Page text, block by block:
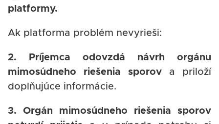
platformy.
Ak platforma problém nevyrieši:
2. Príjemca odovzdá návrh orgánu
mimosúdneho riešenia sporov a priloží
doplňujúce informácie.
3. Orgán mimosúdneho riešenia sporov